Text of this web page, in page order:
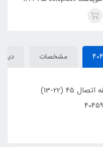
مشخصات
چسب پایه بدون نیاز به برش حلقه اتصال 45 (22-13)